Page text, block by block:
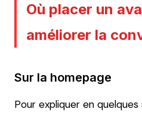
Où placer un
améliorer la
Sur la homepage
Pour expliquer en